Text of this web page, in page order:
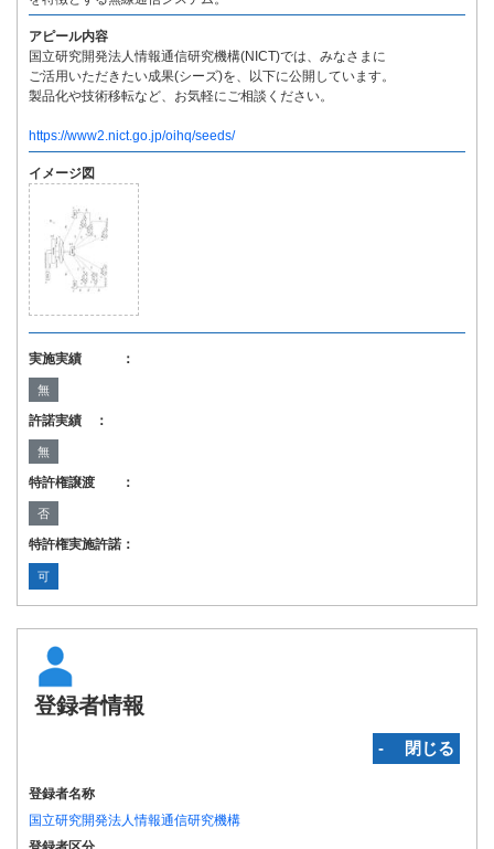
アピール内容
国立研究開発法人情報通信研究機構(NICT)では、みなさまに
ご活用いただきたい成果(シーズ)を、以下に公開しています。
製品化や技術移転など、お気軽にご相談ください。
https://www2.nict.go.jp/oihq/seeds/
イメージ図
実施実績 ：
無
許諾実績 ：
無
特許権譲渡 ：
否
特許権実施許諾：
可
登録者情報
‐ 閉じる
登録者名称
国立研究開発法人情報通信研究機構